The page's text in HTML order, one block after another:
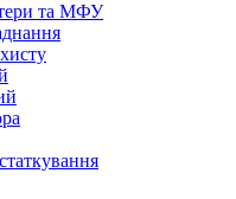
та МФУ